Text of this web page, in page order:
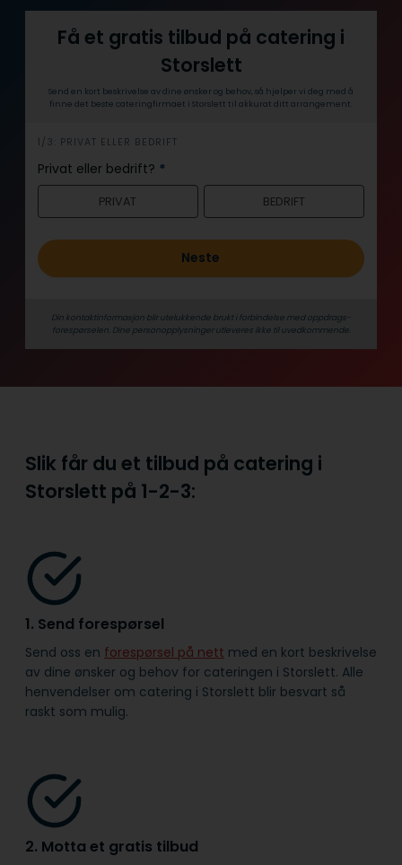
Få et gratis tilbud på catering i
Storslett
Send en kort beskrivelse av dine ønsker og behov, så hjelper vi deg med å
finne det beste cateringfirmaet i Storslett til akkurat ditt arrangement.
h
e
r
1/3: PRIVAT ELLER BEDRIFT
Privat eller bedrift? *
PRIVAT BEDRIFT
Neste
Din kontaktinformasjon blir utelukkende brukt i forbindelse med oppdrags­
forespørselen. Dine person­­opplysninger utleveres ikke til uvedkommende.
Slik får du et tilbud på catering i
Storslett på 1-2-3:
1. Send forespørsel
Send oss en forespørsel på nett med en kort beskrivelse
av dine ønsker og behov for cateringen i Storslett. Alle
henvendelser om catering i Storslett blir besvart så
raskt som mulig.
2. Motta et gratis tilbud